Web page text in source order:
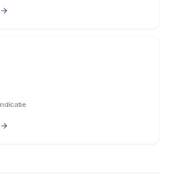
tabblad)
indicatie
tabblad)